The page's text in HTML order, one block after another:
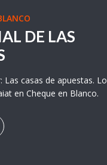
DE LAS
Las casas de apuestas. Lo
en Cheque en Blanco.